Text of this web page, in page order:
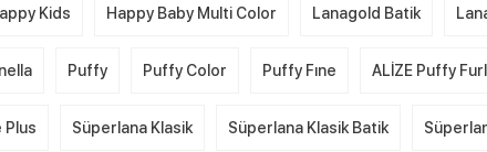
Kids Happy Baby Multi Color Lanagold Batik
Puffy Puffy Color Puffy Fıne ALİZE Puffy
Plus Süperlana Klasik Süperlana Klasik Batik